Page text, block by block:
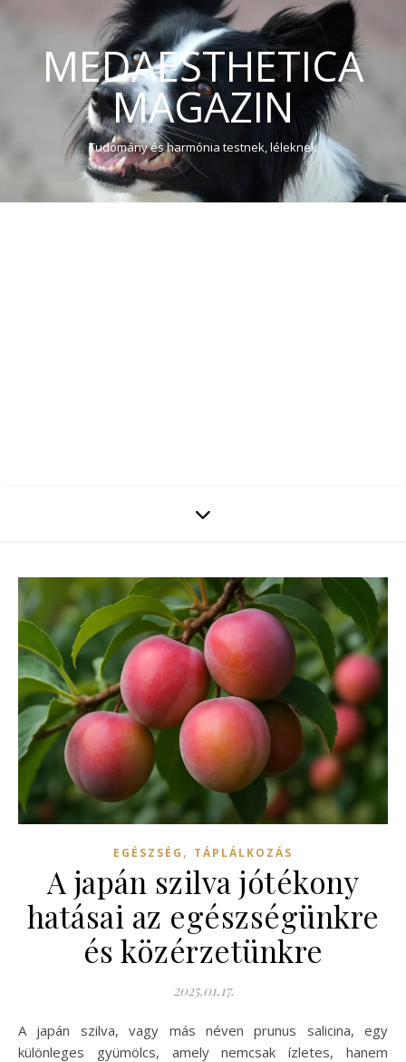
MEDAESTHETICA
MAGAZIN
Tudomány és harmónia testnek, léleknek
EGÉSZSÉG , TÁPLÁLKOZÁS
A japán szilva jótékony
hatásai az egészségünkre
és közérzetünkre
2025.01.17.
A japán szilva, vagy más néven prunus salicina, egy
különleges gyümölcs, amely nemcsak ízletes, hanem